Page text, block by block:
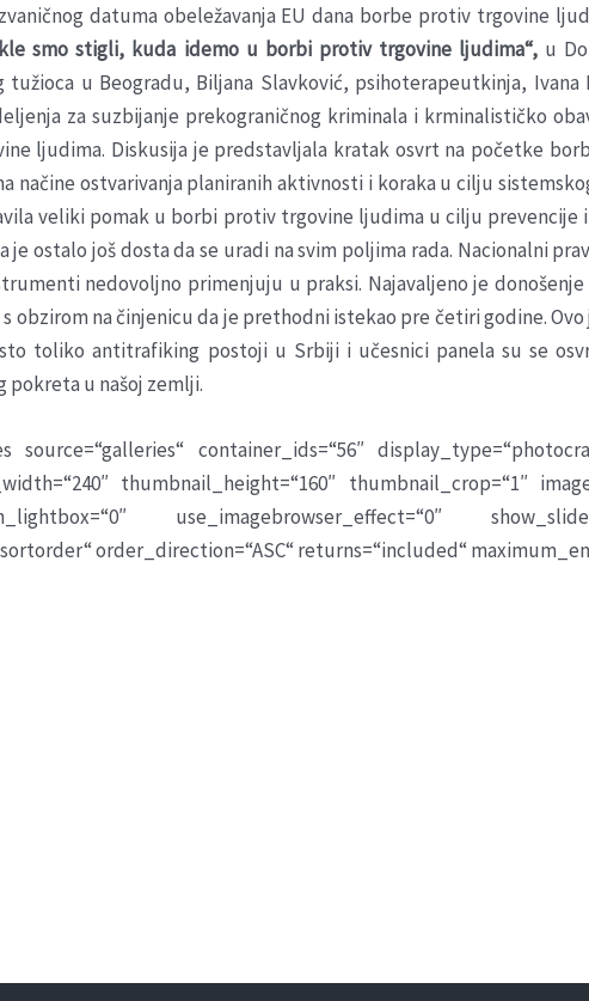
datuma obeležavanja EU dana borbe protiv trgovine
smo stigli, kuda idemo u borbi protiv trgovine ljudima“, u
tužioca u Beogradu, Biljana Slavković, psihoterapeutkinja,
za suzbijanje prekograničnog kriminala i krminalističko
ljudima. Diskusija je predstavljala kratak osvrt na početke
načine ostvarivanja planiranih aktivnosti i koraka u cilju
veliki pomak u borbi protiv trgovine ljudima u cilju
je ostalo još dosta da se uradi na svim poljima rada. Nacionalni
nedovoljno primenjuju u praksi. Najavaljeno je
obzirom na činjenicu da je prethodni istekao pre četiri godine.
toliko antitrafiking postoji u Srbiji i učesnici panela su se
u našoj zemlji.
source=“galleries“ container_ids=“56″
thumbnail_height=“160″ thumbnail_crop=“1″
use_imagebrowser_effect=“0″
order_direction=“ASC“ returns=“included“